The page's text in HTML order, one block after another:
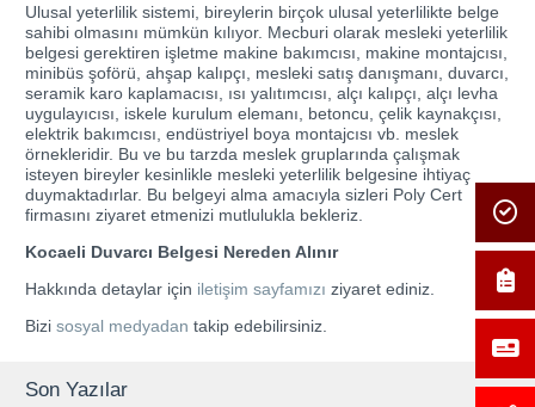
Ulusal yeterlilik sistemi, bireylerin birçok ulusal yeterlilikte belge
sahibi olmasını mümkün kılıyor. Mecburi olarak mesleki yeterlilik
belgesi gerektiren işletme makine bakımcısı, makine montajcısı,
minibüs şoförü, ahşap kalıpçı, mesleki satış danışmanı, duvarcı,
seramik karo kaplamacısı, ısı yalıtımcısı, alçı kalıpçı, alçı levha
uygulayıcısı, iskele kurulum elemanı, betoncu, çelik kaynakçısı,
elektrik bakımcısı, endüstriyel boya montajcısı vb. meslek
örnekleridir. Bu ve bu tarzda meslek gruplarında çalışmak
isteyen bireyler kesinlikle mesleki yeterlilik belgesine ihtiyaç
duymaktadırlar. Bu belgeyi alma amacıyla sizleri Poly Cert
firmasını ziyaret etmenizi mutlulukla bekleriz.
Kocaeli Duvarcı Belgesi Nereden Alınır
Hakkında detaylar için iletişim sayfamızı ziyaret ediniz.
Bizi sosyal medyadan takip edebilirsiniz.
Son Yazılar